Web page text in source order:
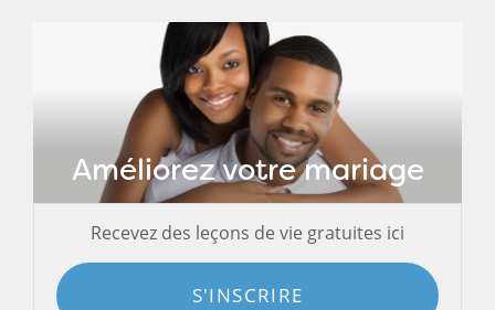
Améliorez votre mariage
Recevez des leçons de vie gratuites ici
S'INSCRIRE